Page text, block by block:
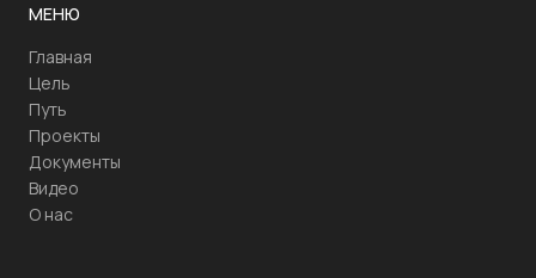
МЕНЮ
Главная
Цель
Путь
Проекты
Документы
Видео
О нас